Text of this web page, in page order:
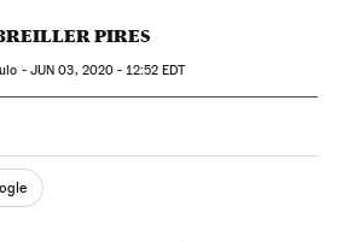
PIRES
- JUN 03, 2020 - 12:52EDT
Twitter
Redes Sociales